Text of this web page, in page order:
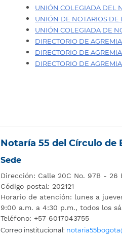
UNIÓN COLEGIADA DEL
UNIÓN DE NOTARIOS DE
UNIÓN COLEGIADA DE
DIRECTORIO DE
DIRECTORIO DE
DIRECTORIO DE
Notaría 55 del Círculo de
Sede
Dirección: Calle 20C No. 97B - 26
Código postal: 202121
Horario de atención: lunes a
9:00 a.m. a 4:30 p.m., todos los
Teléfono: +57 6017043755
Correo institucional: